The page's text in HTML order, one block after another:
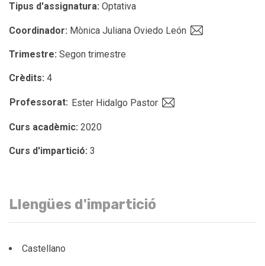
Tipus d'assignatura: Optativa
Coordinador: Mònica Juliana Oviedo León
Trimestre: Segon trimestre
Crèdits: 4
Professorat: Ester Hidalgo Pastor
Curs acadèmic: 2020
Curs d'impartició: 3
Llengües d'impartició
Castellano